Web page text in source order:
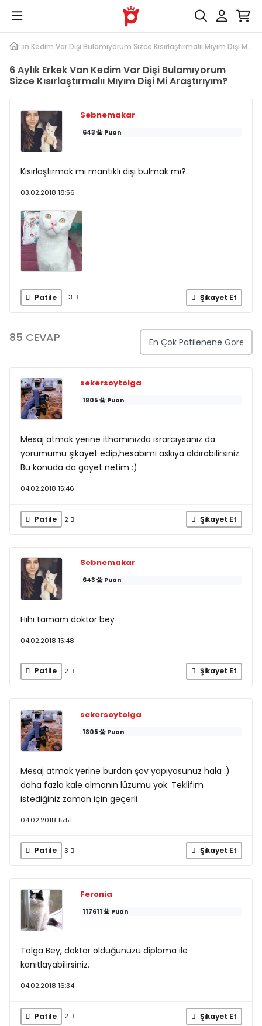
Van Kedim Var Dişi Bulamıyorum Sizce Kısırlaştırmalıı Mıyım Dişi M...
6 Aylık Erkek Van Kedim Var Dişi Bulamıyorum
Sizce Kısırlaştırmalıı Mıyım Dişi Mi Araştırıyım?
Sebnemakar
643 Puan
Kısırlaştırmak mı mantıklı dişi bulmak mı?
03.02.2018 18:56
Patile 3 Şikayet Et
85 CEVAP
sekersoytolga
1805 Puan
Mesaj atmak yerine ithamınızda ısrarcıysanız da
yorumumu şikayet edip,hesabımı askıya aldırabilirsiniz.
Bu konuda da gayet netim :)
04.02.2018 15:46
Patile 2 Şikayet Et
Sebnemakar
643 Puan
Hıhı tamam doktor bey
04.02.2018 15:48
Patile 2 Şikayet Et
sekersoytolga
1805 Puan
Mesaj atmak yerine burdan şov yapıyosunuz hala :)
daha fazla kale almanın lüzumu yok. Teklifim
istediğiniz zaman için geçerli
04.02.2018 15:51
Patile 3 Şikayet Et
Feronia
117611 Puan
Tolga Bey, doktor olduğunuzu diploma ile
kanıtlayabilirsiniz.
04.02.2018 16:34
Patile 2 Şikayet Et